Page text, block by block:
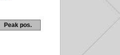
Peak pos.